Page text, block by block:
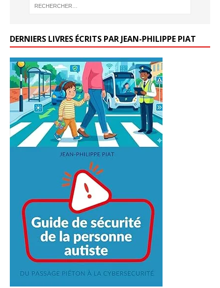
DERNIERS LIVRES ÉCRITS PAR JEAN-PHILIPPE PIAT